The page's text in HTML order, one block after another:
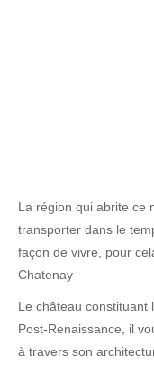
La région qui abrite ce
transporter dans le
façon de vivre, pour
Chatenay
Le château constituant
Post-Renaissance, il
à travers son